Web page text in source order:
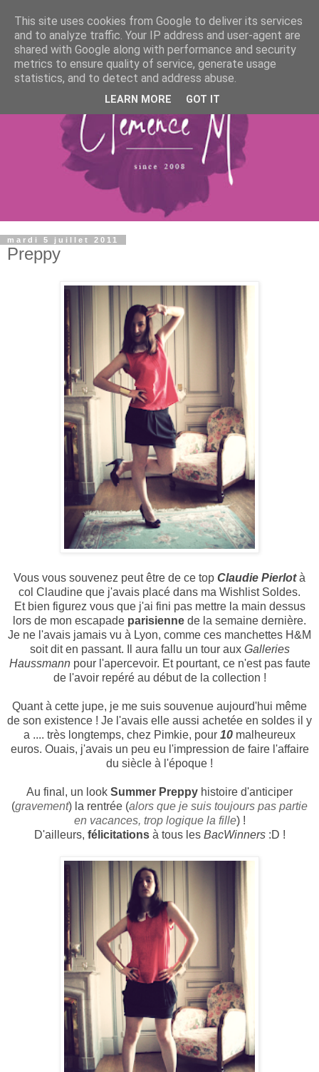
mardi 5 juillet 2011
Preppy
Vous vous souvenez peut être de ce top Claudie Pierlotà
col Claudine que j'avais placé dans ma Wishlist Soldes.
Et bien figurez vous que j'ai fini pas mettre la main dessus
lors de mon escapade parisienne de la semaine dernière.
Je ne l'avais jamais vu à Lyon, comme ces manchettes H&M
soit dit en passant. Il aura fallu un tour aux Galleries
Haussmannpour l'apercevoir. Et pourtant, ce n'est pas faute
de l'avoir repéré au début de la collection !
Quant à cette jupe, je me suis souvenue aujourd'hui même
de son existence ! Je l'avais elle aussi achetée en soldes il y
a .... très longtemps, chez Pimkie, pour 10 malheureux
euros. Ouais, j'avais un peu eu l'impression de faire l'affaire
du siècle à l'époque !
Au final, un look Summer Preppy histoire d'anticiper
(gravement) la rentrée (alors que je suis toujours pas partie
en vacances, trop logique la fille)!
D'ailleurs, félicitationsà tous les BacWinners:D !
This site uses cookies from Google to deliver its services
and to analyze traffic. Your IP address and user-agent are
shared with Google along with performance and security
metrics to ensure quality of service, generate usage
statistics, and to detect and address abuse.
LEARN MORE GOT IT